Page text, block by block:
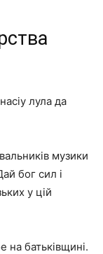
лула да
музики
бог сил і
у цій
на батьківщині.